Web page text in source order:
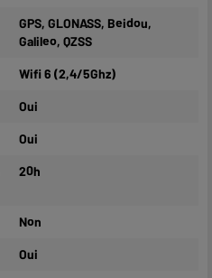
GPS, GLONASS, Beidou,
Galileo, QZSS
Wifi 6 (2,4/5Ghz)
Oui
Oui
20h
Non
Oui